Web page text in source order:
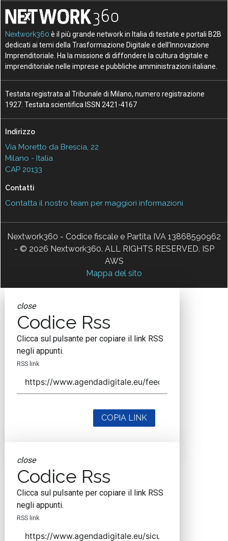
Nextwork360 è il più grande network in Italia di testate e portali B2B
dedicati ai temi della Trasformazione Digitale e dell’Innovazione
Imprenditoriale. Ha la missione di diffondere la cultura digitale e
imprenditoriale nelle imprese e pubbliche amministrazioni italiane.
Testata registrata al Tribunale di Milano, numero registrazione
1927. Testata scientifica ISSN 2421-4167
Indirizzo
Via Moretto da Brescia, 22
Milano - Italia
CAP 20133
Contatti
Contatta il nostro team per maggiori informazioni
Nextwork360 - Codice fiscale e Partita IVA 13868590962
- © 2026 Nextwork360. ALL RIGHTS RESERVED. ISP
AWS
Mappa del sito
close
Codice Rss
Clicca sul pulsante per copiare il link RSS
negli appunti.
RSS link
COPIA LINK
close
Codice Rss
Clicca sul pulsante per copiare il link RSS
negli appunti.
RSS link